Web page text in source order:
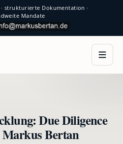
strukturierte Dokumentation ·
Mandate
Due Diligence
Markus Bertan